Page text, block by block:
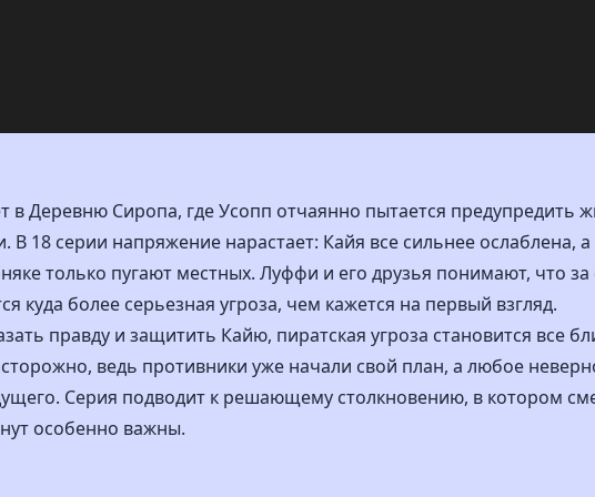
Деревню Сиропа, где Усопп отчаянно пытается предупредить
В 18 серии напряжение нарастает: Кайя все сильнее ослаблена, а
только пугают местных. Луффи и его друзья понимают, что
куда более серьезная угроза, чем кажется на первый взгляд.
правду и защитить Кайю, пиратская угроза становится все
ведь противники уже начали свой план, а любое
Серия подводит к решающему столкновению, в котором
особенно важны.